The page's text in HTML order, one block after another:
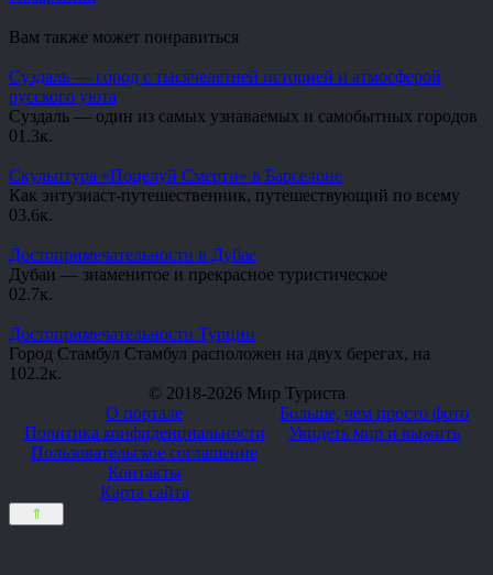
Вам также может понравиться
Суздаль — город с тысячелетней историей и атмосферой
русского уюта
Суздаль — один из самых узнаваемых и самобытных городов
01.3к.
Скульптура «Поцелуй Смерти» в Барселоне
Как энтузиаст-путешественник, путешествующий по всему
03.6к.
Достопримечательности в Дубае
Дубаи — знаменитое и прекрасное туристическое
02.7к.
Достопримечательности Турции
Город Стамбул Стамбул расположен на двух берегах, на
102.2к.
© 2018-2026 Мир Туриста
О портале
Политика конфиденциальности
Пользовательское соглашение
Контакты
Карта сайта
Больше, чем просто фото
Увидеть мир и выжить